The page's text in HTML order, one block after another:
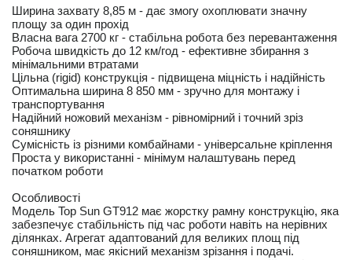
Ширина захвату 8,85 м - дає змогу охоплювати значну
площу за один прохід
Власна вага 2700 кг - стабільна робота без перевантаження
Робоча швидкість до 12 км/год - ефективне збирання з
мінімальними втратами
Цільна (rigid) конструкція - підвищена міцність і надійність
Оптимальна ширина 8 850 мм - зручно для монтажу і
транспортування
Надійний ножовий механізм - рівномірний і точний зріз
соняшнику
Сумісність із різними комбайнами - універсальне кріплення
Проста у використанні - мінімум налаштувань перед
початком роботи
Особливості
Модель Top Sun GT912 має жорстку рамну конструкцію, яка
забезпечує стабільність під час роботи навіть на нерівних
ділянках. Агрегат адаптований для великих площ під
соняшником, має якісний механізм зрізання і подачі.